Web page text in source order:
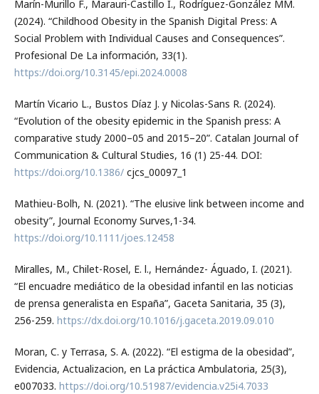
Marín-Murillo F., Marauri-Castillo I., Rodríguez-González MM.
(2024). “Childhood Obesity in the Spanish Digital Press: A
Social Problem with Individual Causes and Consequences”.
Profesional De La información, 33(1).
https://doi.org/10.3145/epi.2024.0008
Martín Vicario L., Bustos Díaz J. y Nicolas-Sans R. (2024).
“Evolution of the obesity epidemic in the Spanish press: A
comparative study 2000–05 and 2015–20”. Catalan Journal of
Communication & Cultural Studies, 16 (1) 25-44. DOI:
https://doi.org/10.1386/cjcs_00097_1
Mathieu-Bolh, N. (2021). “The elusive link between income and
obesity”, Journal Economy Surves,1-34.
https://doi.org/10.1111/joes.12458
Miralles, M., Chilet-Rosel, E. l., Hernández- Águado, I. (2021).
“El encuadre mediático de la obesidad infantil en las noticias
de prensa generalista en España”, Gaceta Sanitaria, 35 (3),
256-259. https://dx.doi.org/10.1016/j.gaceta.2019.09.010
Moran, C. y Terrasa, S. A. (2022). “El estigma de la obesidad”,
Evidencia, Actualizacion, en La práctica Ambulatoria, 25(3),
e007033. https://doi.org/10.51987/evidencia.v25i4.7033